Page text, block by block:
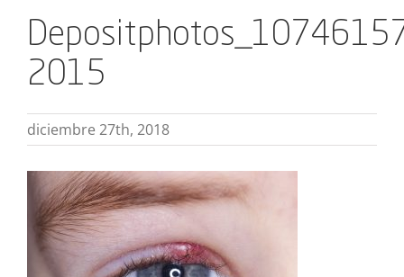
2015
diciembre 27th, 2018